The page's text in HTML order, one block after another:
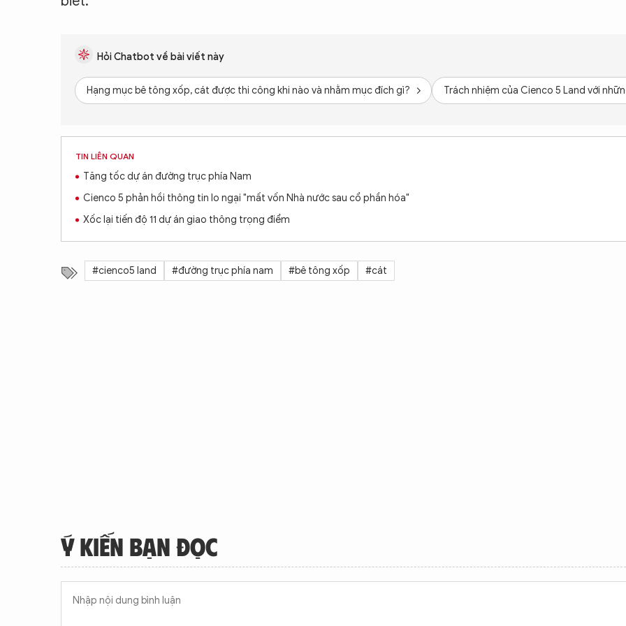
Hỏi Chatbot về bài viết này
Hạng mục bê tông xốp, cát được thi công khi nào và nhằm mục đích gì? Trách nhiệm của Cienco 5 Land với
TIN LIÊN QUAN
Tăng tốc dự án đường trục phía Nam
Cienco 5 phản hồi thông tin lo ngại "mất vốn Nhà nước sau cổ phần hóa"
Xốc lại tiến độ 11 dự án giao thông trọng điểm
#cienco5 land #đường trục phía nam #bê tông xốp #cát
Ý KIẾN BẠN ĐỌC